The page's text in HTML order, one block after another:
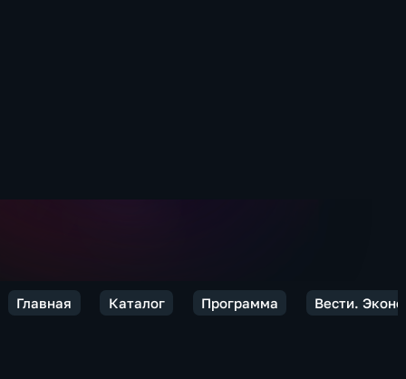
Главная Каталог Программа Вести.